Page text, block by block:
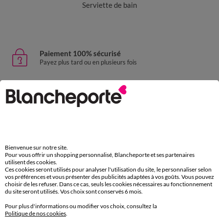
Serviette de bain
Paiement 100% sécurisé
Payez plus tard ou en plusieurs fois
Livraison express
domicile, relais, consignes automatiques
Service clients
par chat et par téléphone
de 8h00 à 20h00 du lundi au samedi
11€ Offerts
Bienvenue sur notre site.
Pour vous offrir un shopping personnalisé, Blancheporte et ses partenaires
utilisent des cookies.
Ces cookies seront utilisés pour analyser l'utilisation du site, le personnaliser selon
vos préférences et vous présenter des publicités adaptées à vos goûts. Vous pouvez
choisir de les refuser. Dans ce cas, seuls les cookies nécessaires au fonctionnement
du site seront utilisés. Vos choix sont conservés 6 mois.
Pour plus d'informations ou modifier vos choix, consultez la
Politique de nos cookies.